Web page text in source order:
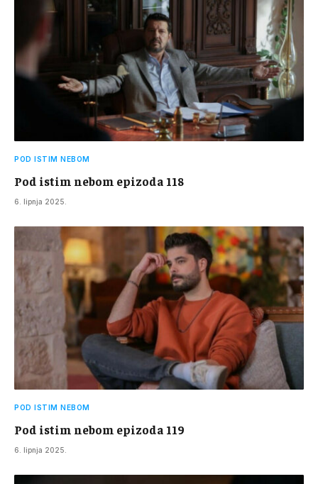
POD ISTIM NEBOM
Pod istim nebom epizoda 118
6. lipnja 2025.
POD ISTIM NEBOM
Pod istim nebom epizoda 119
6. lipnja 2025.